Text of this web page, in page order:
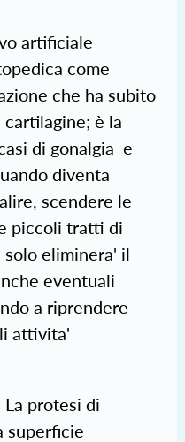
artificiale
come
che ha subito
è la
di gonalgia e
diventa
scendere le
piccoli tratti di
eliminera' il
eventuali
a riprendere
attivita'
La protesi di
superficie